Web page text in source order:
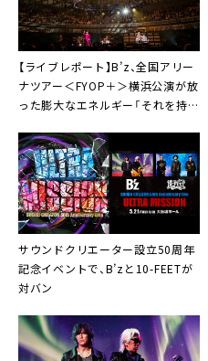
【ライブレポート】B’z、全国アリー
ナツアー＜FYOP＋＞横浜公演が放
った膨大なエネルギー「それを持っ
サウンドクリエーター設立50周年
記念イベントで、B’zと10-FEETが
対バン